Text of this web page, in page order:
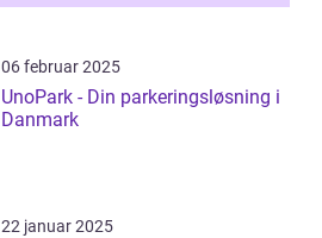
06 februar 2025
UnoPark - Din parkeringsløsning i
Danmark
22 januar 2025